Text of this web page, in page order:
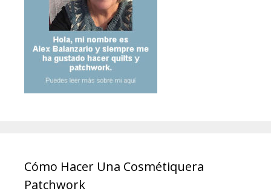
Cómo Hacer Una Cosmétiquera
Patchwork